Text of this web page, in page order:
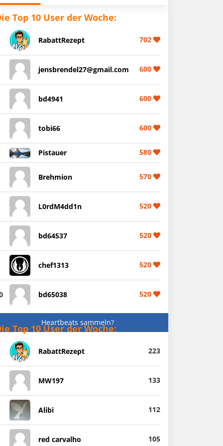
Top 10 User der Woche:
RabattRezept 702
jensbrendel27@gmail.com 600
bd4941 600
tobi66 600
Pistauer 580
Brehmion 570
L0rdM4dd1n 520
bd64537 520
chef1313 520
bd65038 520
Heartbeats sammeln?
Top 10 User der Woche:
RabattRezept 223
MW197 133
Alibi 112
red carvalho 105